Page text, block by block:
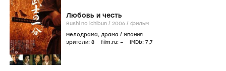
Любовь и честь
Bushi no ichibun / 2006 / фильм
мелодрама, драма / Япония
зрители: 8 film.ru: – IMDb: 7,7